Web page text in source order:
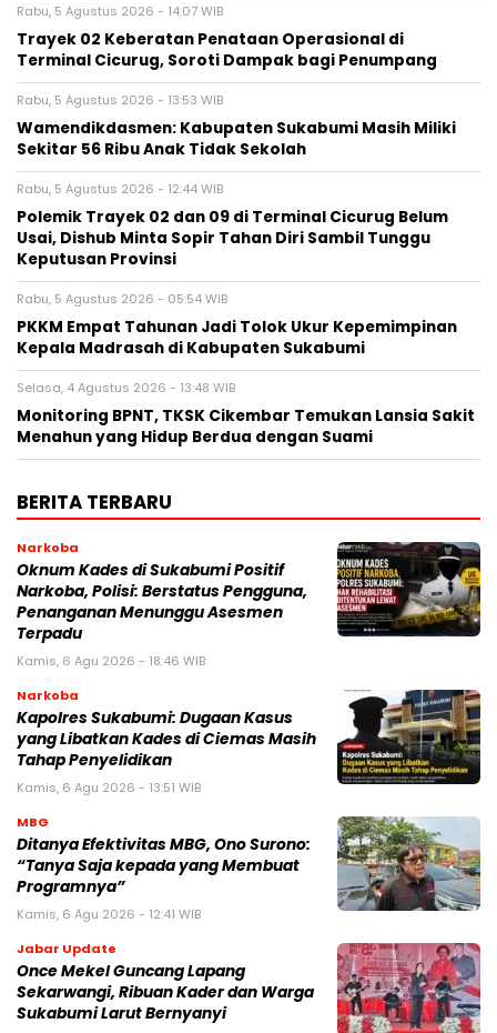
Rabu, 5 Agustus 2026 - 14:07 WIB
‎Trayek 02 Keberatan Penataan Operasional di
Terminal Cicurug, Soroti Dampak bagi Penumpang
Rabu, 5 Agustus 2026 - 13:53 WIB
Wamendikdasmen: Kabupaten Sukabumi Masih Miliki
Sekitar 56 Ribu Anak Tidak Sekolah
Rabu, 5 Agustus 2026 - 12:44 WIB
Polemik Trayek 02 dan 09 di Terminal Cicurug Belum
Usai, Dishub Minta Sopir Tahan Diri Sambil Tunggu
Keputusan Provinsi
Rabu, 5 Agustus 2026 - 05:54 WIB
PKKM Empat Tahunan Jadi Tolok Ukur Kepemimpinan
Kepala Madrasah di Kabupaten Sukabumi
Selasa, 4 Agustus 2026 - 13:48 WIB
‎Monitoring BPNT, TKSK Cikembar Temukan Lansia Sakit
Menahun yang Hidup Berdua dengan Suami
BERITA TERBARU
Narkoba
Oknum Kades di Sukabumi Positif
Narkoba, Polisi: Berstatus Pengguna,
Penanganan Menunggu Asesmen
Terpadu
Kamis, 6 Agu 2026 - 18:46 WIB
Narkoba
Kapolres Sukabumi: Dugaan Kasus
yang Libatkan Kades di Ciemas Masih
Tahap Penyelidikan
Kamis, 6 Agu 2026 - 13:51 WIB
MBG
‎Ditanya Efektivitas MBG, Ono Surono:
“Tanya Saja kepada yang Membuat
Programnya”‎
Kamis, 6 Agu 2026 - 12:41 WIB
Jabar Update
Once Mekel Guncang Lapang
Sekarwangi, Ribuan Kader dan Warga
Sukabumi Larut Bernyanyi